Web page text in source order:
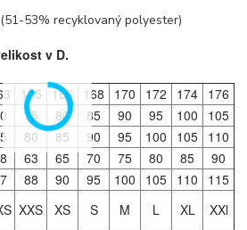
53% recyklovaný polyester)
v D.
165 166 168 170 172 174 176
75 80 85 90 95 100
105
80 85 90 95 100 105 110
63 65 70 75 80 85
90
88 90 95 100 105 110
115
XXS XS S M L XL
XXl